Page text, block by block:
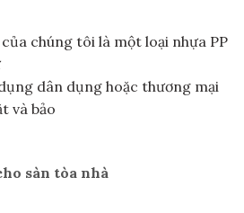
chúng tôi là một loại nhựa PP
dân dụng hoặc thương mại
và bảo
sàn tòa nhà